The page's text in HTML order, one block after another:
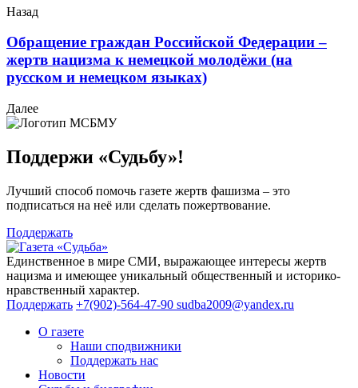
Назад
Обращение граждан Российской Федерации –
жертв нацизма к немецкой молодёжи (на
русском и немецком языках)
Далее
Поддержи «Судьбу»!
Лучший способ помочь газете жертв фашизма – это
подписаться на неё или сделать пожертвование.
Поддержать
Единственное в мире СМИ, выражающее интересы жертв
нацизма и имеющее уникальный общественный и историко-
нравственный характер.
Поддержать +7(902)-564-47-90 sudba2009@yandex.ru
О газете
Наши сподвижники
Поддержать нас
Новости